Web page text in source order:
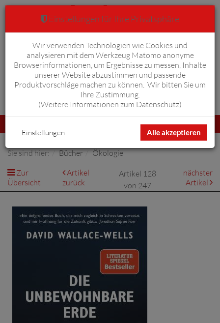
Anmelden Warenkorb 0
umschalten
Sie sind hier: Bücher
Ökologie
Zur
Übersicht
Artikel
zurück
Artikel 128
von 247
nächster
Artikel
Einstellungen für Ihre Privatsphäre
Wir verwenden Technologien wie Cookies und
analysieren mit dem Werkzeug Matomo anonyme
Browserinformationen, um Ergebnisse zu messen, Inhalte
unserer Website abzustimmen und passende
Produktvorschläge machen zu können. Wir bitten Sie um
Ihre Zustimmung.
(Weitere Informationen zum Datenschutz)
Alle akzeptieren
Einstellungen